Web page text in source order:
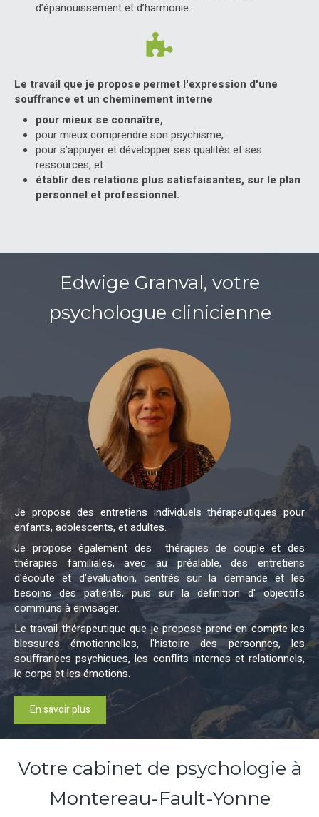
d’épanouissement et d’harmonie.
Le travail que je propose permet l'expression d'une
souffrance et un cheminement interne
pour mieux se connaître,
pour mieux comprendre son psychisme,
pour s’appuyer et développer ses qualités et ses
ressources, et
établir des relations plus satisfaisantes, sur le plan
personnel et professionnel.
Edwige Granval, votre
psychologue clinicienne
Je propose des entretiens individuels thérapeutiques pour
enfants, adolescents, et adultes.
Je propose également des thérapies de couple et des
thérapies familiales, avec au préalable, des entretiens
d'écoute et d'évaluation, centrés sur la demande et les
besoins des patients, puis sur la définition d' objectifs
communs à envisager.
Le travail thérapeutique que je propose prend en compte les
blessures émotionnelles, l'histoire des personnes, les
souffrances psychiques, les conflits internes et relationnels,
le corps et les émotions.
En savoir plus
Votre cabinet de psychologie à
Montereau-Fault-Yonne